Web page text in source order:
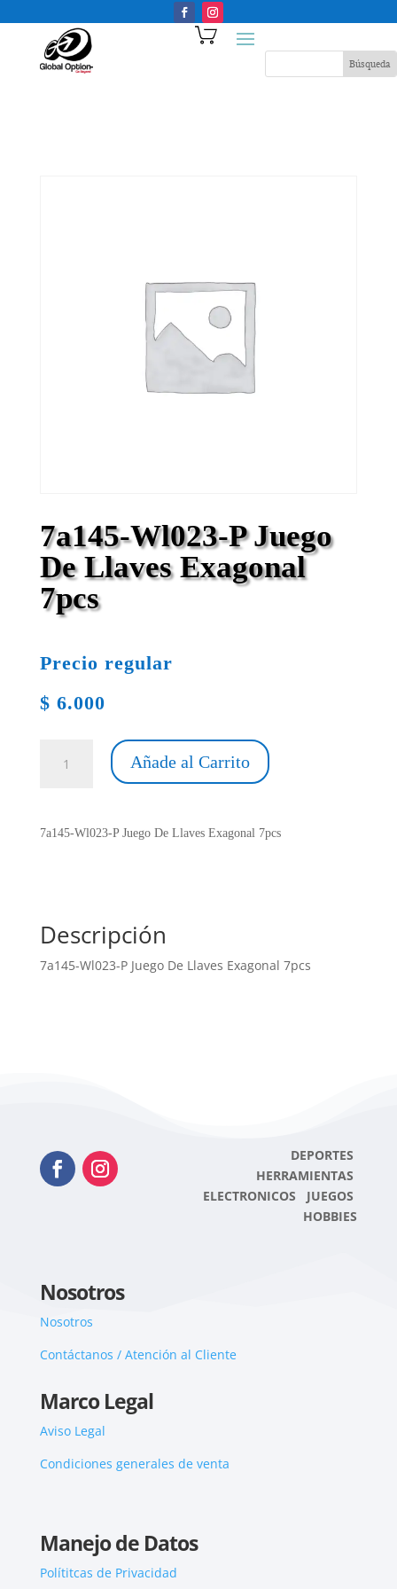
7a145-Wl023-P Juego
De Llaves Exagonal
7pcs
Precio regular
$ 6.000
Wl023-
De
Añade al Carrito
7a145-Wl023-P Juego De Llaves Exagonal 7pcs
Descripción
7a145-Wl023-P Juego De Llaves Exagonal 7pcs
DEPORTES
HERRAMIENTAS
ELECTRONICOS JUEGOS
HOBBIES
Nosotros
Nosotros
Contáctanos / Atención al Cliente
Marco Legal
Aviso Legal
Condiciones generales de venta
Manejo de Datos
Polítitcas de Privacidad